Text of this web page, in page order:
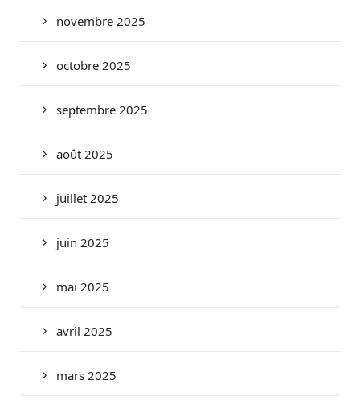
novembre 2025
octobre 2025
septembre 2025
août 2025
juillet 2025
juin 2025
mai 2025
avril 2025
mars 2025